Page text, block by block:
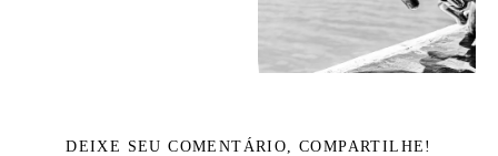
DEIXE SEU COMENTÁRIO, COMPARTILHE!